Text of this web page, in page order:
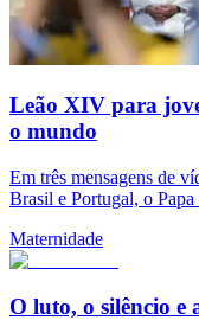
Leão XIV para
o mundo
Em três mensagens de
Brasil e Portugal, o
Maternidade
O luto, o silêncio e